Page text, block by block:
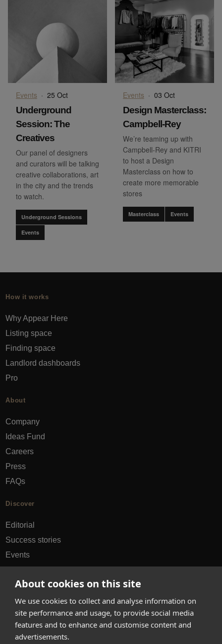
About cookies on this site
We use cookies to collect and analyse information on
site performance and usage, to provide social media
features and to enhance and customise content and
advertisements.
Events · 25 Oct
Underground
Session: The
Creatives
Our panel of designers
and curators will be talking
creative collaborations, art
in the city and the trends
to watch.
Underground Sessions
Events
Events · 03 Oct
Design Masterclass:
Campbell-Rey
We’re teaming up with
Campbell-Rey and KITRI
to host a Design
Masterclass on how to
create more memorable
stores
Masterclass Events
How it works
Why Appear Here
Listing space
Finding space
Landlord dashboards
Pro
About
Company
Ideas Fund
Careers
Press
FAQs
Discover
Editorial
Success stories
Events
City guides
hello@appearhere.co.uk